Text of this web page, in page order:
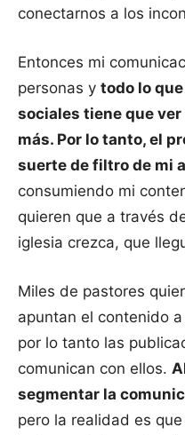
conectarnos a los
Entonces mi
personas y todo lo
sociales tiene que
más. Por lo tanto, el
suerte de filtro de mi
consumiendo mi
quieren que a través
iglesia crezca, que
Miles de pastores
apuntan el contenido
por lo tanto las
comunican con ellos.
segmentar la
pero la realidad es